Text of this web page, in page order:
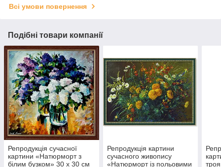
Всі умови повернення
Подібні товари компанії
Репродукція сучасної
картини «Натюрморт з
білим бузком» 30 х 30 см
Репродукція картини
сучасного живопису
«Натюрморт із польовими